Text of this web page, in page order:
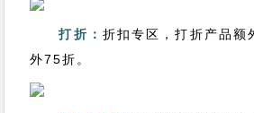
打折： 折扣专区，打折产品额
外75折。